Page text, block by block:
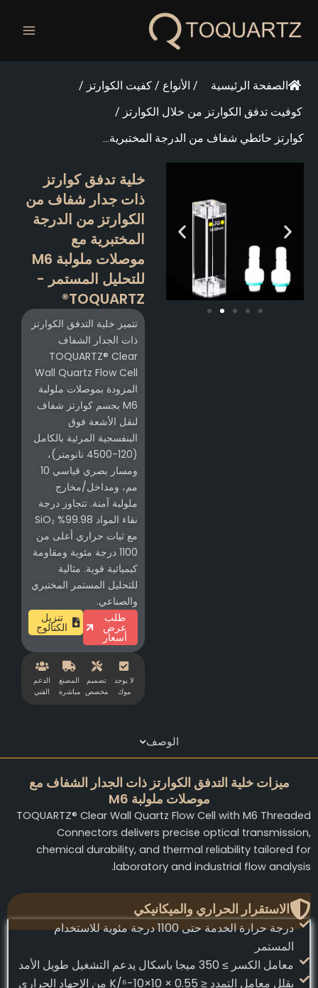
الصفحة الرئيسية الأنواع / كفيت الكوارتز /
كوفيت تدفق الكوارتز من خلال الكوارتز /
كوارتز حائطي شفاف من الدرجة المختبرية...
خلية تدفق كوارتز
ذات جدار شفاف من
الكوارتز من الدرجة
المختبرية مع
موصلات ملولبة M6
للتحليل المستمر -
TOQUARTZ®
تتميز خلية التدفق الكوارتز
ذات الجدار الشفاف
TOQUARTZ® Clear
Wall Quartz Flow Cell
المزودة بموصلات ملولبة
M6 بجسم كوارتز شفاف
لنقل الأشعة فوق
البنفسجية المرئية بالكامل
(120-4500 نانومتر)،
ومسار بصري قياسي 10
مم، ومداخل/مخارج
ملولبة آمنة. تتجاوز درجة
نقاء المواد 99.98% SiO₂
مع ثبات حراري أعلى من
1100 درجة مئوية ومقاومة
كيميائية قوية. مثالية
للتحليل المستمر المختبري
والصناعي.
طلب
عرض
أسعار
تنزيل
الكتالوج
لا يوجد
موك
تصميم
مخصص
المصنع
مباشرة
الدعم
الفني
الوصف
ميزات خلية التدفق الكوارتز ذات الجدار الشفاف مع
موصلات ملولبة M6
TOQUARTZ® Clear Wall Quartz Flow Cell with M6
Connectors delivers precise optical
chemical durability, and thermal reliability tailored
laboratory and industrial flow
الاستقرار الحراري والميكانيكي
درجة حرارة الخدمة حتى 1100 درجة مئوية للاستخدام
المستمر
معامل الكسر ≥ 350 ميجا باسكال يدعم التشغيل طويل الأمد
يقلل معامل التمدد ≤ 0.55 × 10×10-⁶/K من الإجهاد الحراري